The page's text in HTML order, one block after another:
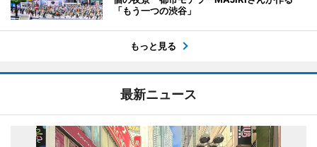
「もう一つの渋谷」
もっと見る
最新ニュース